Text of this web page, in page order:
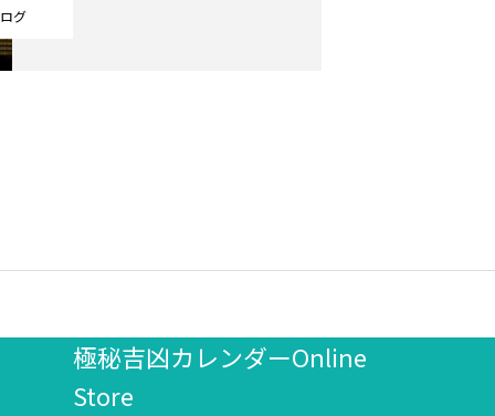
グ
極秘吉凶カレンダーOnline
Store